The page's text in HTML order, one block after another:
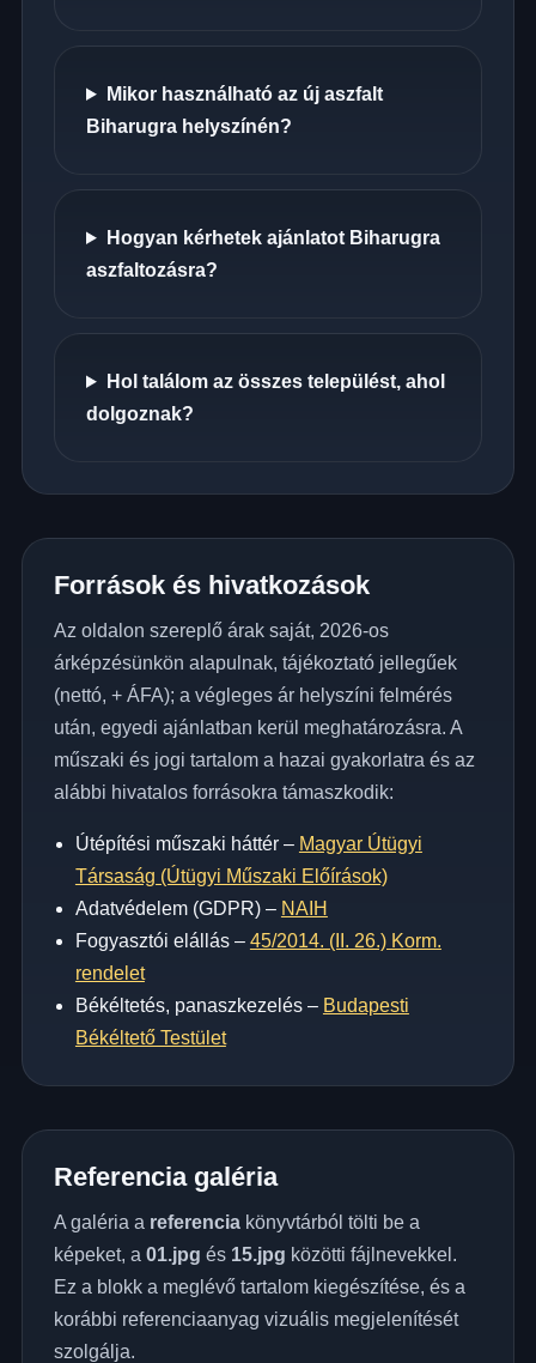
Mikor használható az új aszfalt
Biharugra helyszínén?
Hogyan kérhetek ajánlatot Biharugra
aszfaltozásra?
Hol találom az összes települést, ahol
dolgoznak?
Források és hivatkozások
Az oldalon szereplő árak saját, 2026-os
árképzésünkön alapulnak, tájékoztató jellegűek
(nettó, + ÁFA); a végleges ár helyszíni felmérés
után, egyedi ajánlatban kerül meghatározásra. A
műszaki és jogi tartalom a hazai gyakorlatra és az
alábbi hivatalos forrásokra támaszkodik:
Útépítési műszaki háttér – Magyar Útügyi
Társaság (Útügyi Műszaki Előírások)
Adatvédelem (GDPR) – NAIH
Fogyasztói elállás – 45/2014. (II. 26.) Korm.
rendelet
Békéltetés, panaszkezelés – Budapesti
Békéltető Testület
Referencia galéria
A galéria a referenciakönyvtárból tölti be a
képeket, a 01.jpg és 15.jpg közötti fájlnevekkel.
Ez a blokk a meglévő tartalom kiegészítése, és a
korábbi referenciaanyag vizuális megjelenítését
szolgálja.